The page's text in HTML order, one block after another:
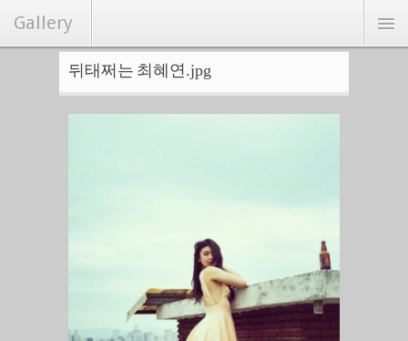
Gallery
뒤태쩌는 최혜연.jpg